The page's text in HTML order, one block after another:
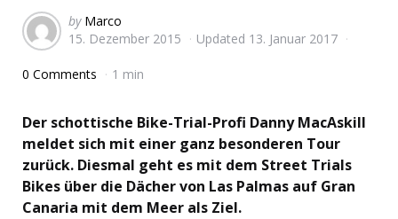
Posted
by
by Marco
15. Dezember 2015
Updated 13. Januar 2017
0 Comments 1 min
Der schottische Bike-Trial-Profi Danny MacAskill
meldet sich mit einer ganz besonderen Tour
zurück. Diesmal geht es mit dem Street Trials
Bikes über die Dächer von Las Palmas auf Gran
Canaria mit dem Meer als Ziel.